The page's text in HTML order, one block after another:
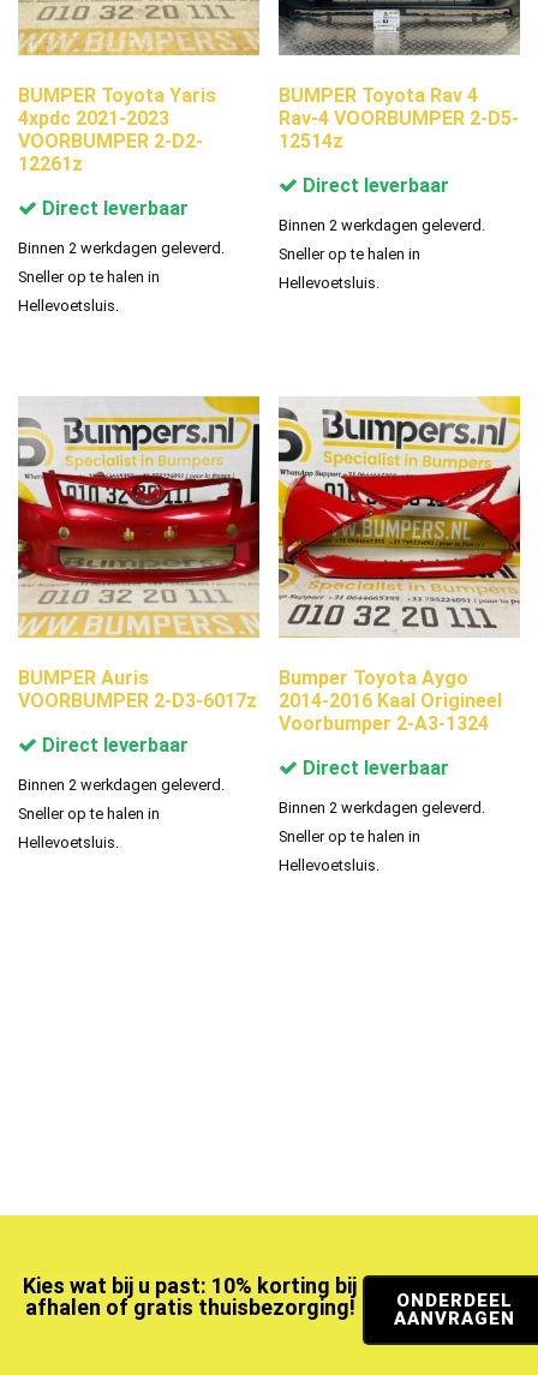
BUMPER Toyota Yaris
4xpdc 2021-2023
VOORBUMPER 2-D2-
12261z
Direct leverbaar
Binnen 2 werkdagen geleverd.
Sneller op te halen in
Hellevoetsluis.
BUMPER Toyota Rav 4
Rav-4 VOORBUMPER 2-D5-
12514z
Direct leverbaar
Binnen 2 werkdagen geleverd.
Sneller op te halen in
Hellevoetsluis.
BUMPER Auris
VOORBUMPER 2-D3-6017z
Direct leverbaar
Binnen 2 werkdagen geleverd.
Sneller op te halen in
Hellevoetsluis.
Bumper Toyota Aygo
2014-2016 Kaal Origineel
Voorbumper 2-A3-1324
Direct leverbaar
Binnen 2 werkdagen geleverd.
Sneller op te halen in
Hellevoetsluis.
Kies wat bij u past: 10% korting bij
afhalen of gratis thuisbezorging!
ONDERDEEL
AANVRAGEN